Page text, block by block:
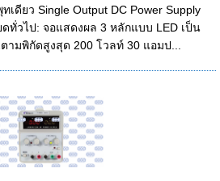
ดียว Single Output DC Power Supply
ดทั่วไป: จอแสดงผล 3 หลักแบบ LED เป็น
มพิกัดสูงสุด 200 โวลท์ 30 แอมป...